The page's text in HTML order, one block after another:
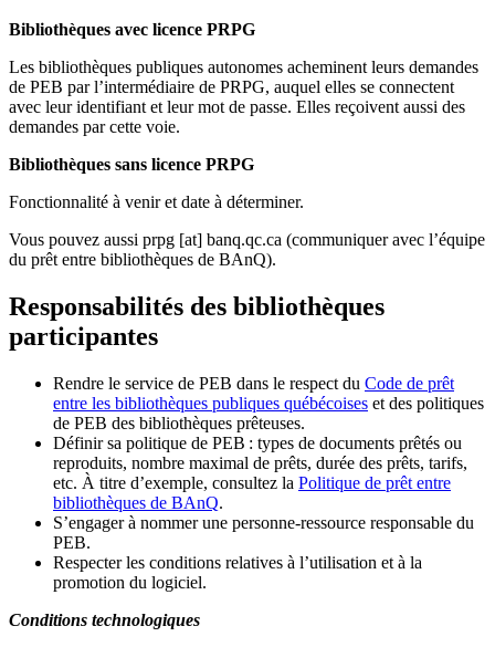
Bibliothèques avec licence PRPG
Les bibliothèques publiques autonomes acheminent leurs demandes
de PEB par l’intermédiaire de PRPG, auquel elles se connectent
avec leur identifiant et leur mot de passe. Elles reçoivent aussi des
demandes par cette voie.
Bibliothèques sans licence PRPG
Fonctionnalité à venir et date à déterminer.
Vous pouvez aussi prpg [at] banq.qc.ca (communiquer avec l’équipe
du prêt entre bibliothèques de BAnQ).
Responsabilités des bibliothèques
participantes
Rendre le service de PEB dans le respect du Code de prêt
entre les bibliothèques publiques québécoises et des politiques
de PEB des bibliothèques prêteuses.
Définir sa politique de PEB : types de documents prêtés ou
reproduits, nombre maximal de prêts, durée des prêts, tarifs,
etc. À titre d’exemple, consultez la Politique de prêt entre
bibliothèques de BAnQ.
S’engager à nommer une personne-ressource responsable du
PEB.
Respecter les conditions relatives à l’utilisation et à la
promotion du logiciel.
Conditions technologiques